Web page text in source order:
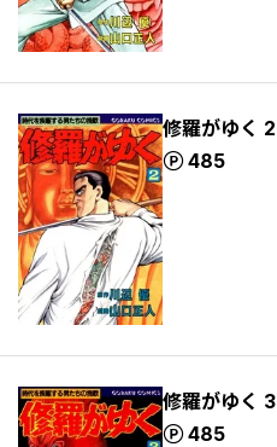
修羅がゆく 2
485
ポイント
修羅がゆく 3
485
ポイント